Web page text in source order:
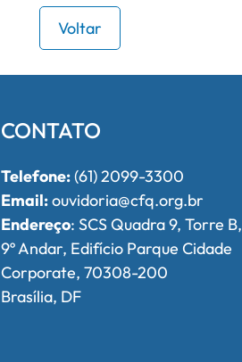
Voltar
CONTATO
Telefone:(61) 2099-3300
Email:ouvidoria@cfq.org.br
Endereço: SCS Quadra 9, Torre B,
9º Andar, Edifício Parque Cidade
Corporate, 70308-200
Brasília, DF